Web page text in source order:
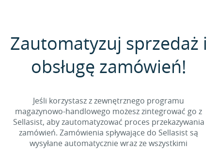
Zautomatyzuj sprzedaż i
obsługę zamówień!
Jeśli korzystasz z zewnętrznego programu
magazynowo-handlowego możesz zintegrować go z
Sellasist, aby zautomatyzować proces przekazywania
zamówień. Zamówienia spływające do Sellasist są
wysyłane automatycznie wraz ze wszystkimi